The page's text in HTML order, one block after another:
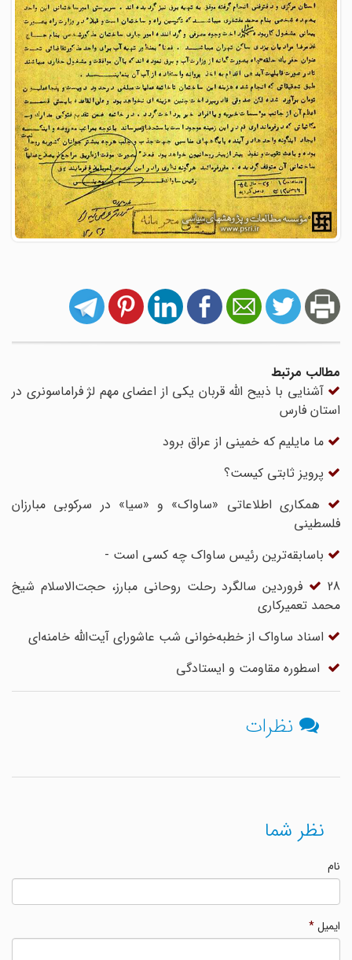
مطالب مرتبط
آشنایی با ذبیح الله قربان یکی از اعضای مهم لژ فراماسونری در
استان فارس
ما مایلیم که خمینی از عراق برود
پرویز ثابتی کیست؟
همکاری اطلاعاتی «ساواک» و «سیا» در سرکوبی مبارزان
فلسطینی
باسابقه‌ترین رئیس ساواک چه کسی است -
28 فروردین سالگرد رحلت روحانی مبارز، حجت‌الاسلام شیخ
محمد تعمیرکاری
اسناد ساواک از خطبه‌خوانی شب عاشورای آیت‌الله خامنه‌ای
اسطوره مقاومت و ایستادگی
نظرات
نظر شما
ایمیل*